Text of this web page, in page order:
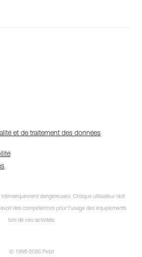
et de traitement des données
intrinsèquement dangereuses. Chaque utilisateur doit
des compétences pour l’usage des équipements
lors de ces activités.
© 1995-2026 Petzl